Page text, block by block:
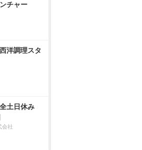
チャー
洋調理スタ
土日休み
会社